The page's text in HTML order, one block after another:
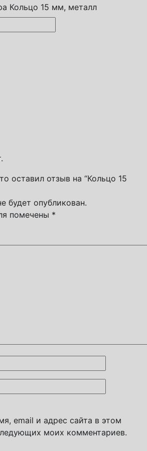
Кольцо 15 мм, металл
оставил отзыв на “Кольцо 15
будет опубликован.
помечены *
email и адрес сайта в этом
моих комментариев.